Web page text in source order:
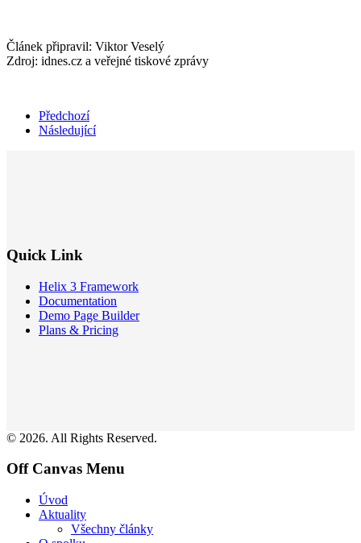
Článek připravil: Viktor Veselý
Zdroj: idnes.cz a veřejné tiskové zprávy
Předchozí
Následující
Quick Link
Helix 3 Framework
Documentation
Demo Page Builder
Plans & Pricing
© 2026. All Rights Reserved.
Off Canvas Menu
Úvod
Aktuality
Všechny články